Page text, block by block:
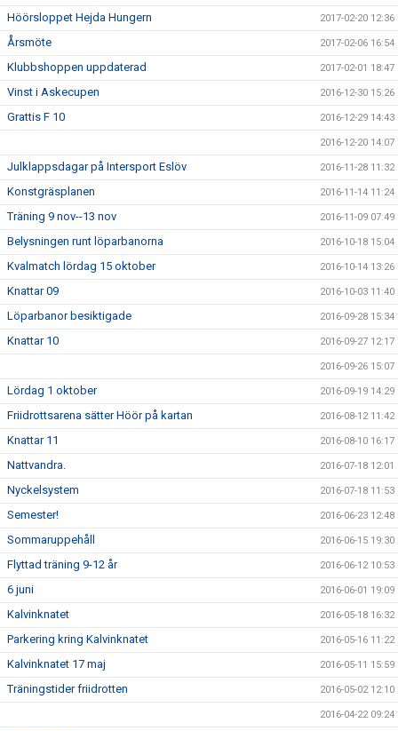
Höörsloppet Hejda Hungern 2017-02-20 12:36
Årsmöte 2017-02-06 16:54
Klubbshoppen uppdaterad 2017-02-01 18:47
Vinst i Askecupen 2016-12-30 15:26
Grattis F 10 2016-12-29 14:43
2016-12-20 14:07
Julklappsdagar på Intersport Eslöv 2016-11-28 11:32
Konstgräsplanen 2016-11-14 11:24
Träning 9 nov--13 nov 2016-11-09 07:49
Belysningen runt löparbanorna 2016-10-18 15:04
Kvalmatch lördag 15 oktober 2016-10-14 13:26
Knattar 09 2016-10-03 11:40
Löparbanor besiktigade 2016-09-28 15:34
Knattar 10 2016-09-27 12:17
2016-09-26 15:07
Lördag 1 oktober 2016-09-19 14:29
Friidrottsarena sätter Höör på kartan 2016-08-12 11:42
Knattar 11 2016-08-10 16:17
Nattvandra. 2016-07-18 12:01
Nyckelsystem 2016-07-18 11:53
Semester! 2016-06-23 12:48
Sommaruppehåll 2016-06-15 19:30
Flyttad träning 9-12 år 2016-06-12 10:53
6 juni 2016-06-01 19:09
Kalvinknatet 2016-05-18 16:32
Parkering kring Kalvinknatet 2016-05-16 11:22
Kalvinknatet 17 maj 2016-05-11 15:59
Träningstider friidrotten 2016-05-02 12:10
2016-04-22 09:24